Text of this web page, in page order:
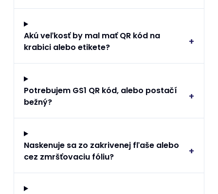
Akú veľkosť by mal mať QR kód na
krabici alebo etikete?
+
Potrebujem GS1 QR kód, alebo postačí
bežný?
+
Naskenuje sa zo zakrivenej fľaše alebo
cez zmršťovaciu fóliu?
+